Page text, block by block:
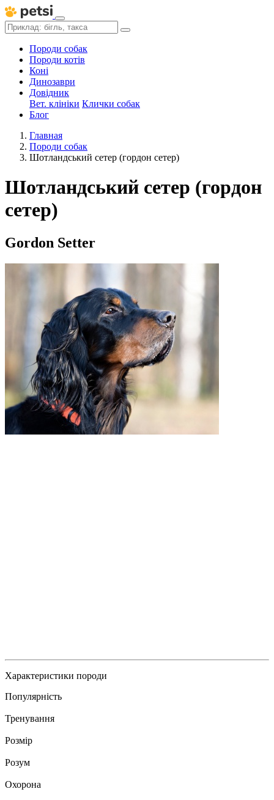
Породи собак
Породи котів
Коні
Динозаври
Довідник
Вет. клініки Клички собак
Блог
Главная
Породи собак
Шотландський сетер (гордон сетер)
Шотландський сетер (гордон
сетер)
Gordon Setter
Характеристики породи
Популярність
Тренування
Розмір
Розум
Охорона